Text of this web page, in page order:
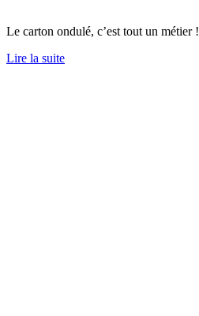
Le carton ondulé, c’est tout un métier !
Lire la suite